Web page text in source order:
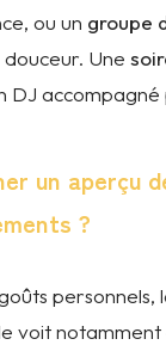
ou un groupe
Une
DJ accompagné
un aperçu
?
personnels,
voit